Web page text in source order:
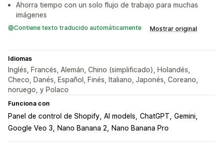
Ahorra tiempo con un solo flujo de trabajo para muchas
imágenes
Contiene texto traducido automáticamente Mostrar original
Idiomas
Inglés, Francés, Alemán, Chino (simplificado), Holandés,
Checo, Danés, Español, Finés, Italiano, Japonés, Coreano,
noruego, y Polaco
Funciona con
Panel de control de Shopify AI models ChatGPT Gemini
Google Veo 3
Nano Banana 2 Nano Banana Pro